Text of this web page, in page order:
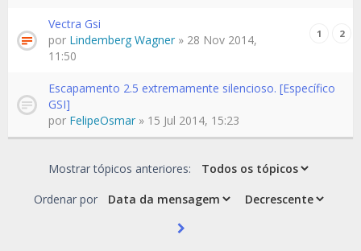
Vectra Gsi
1 2
por Lindemberg Wagner » 28 Nov 2014,
11:50
Escapamento 2.5 extremamente silencioso. [Específico
GSI]
por FelipeOsmar » 15 Jul 2014, 15:23
Mostrar tópicos anteriores:
Ordenar por